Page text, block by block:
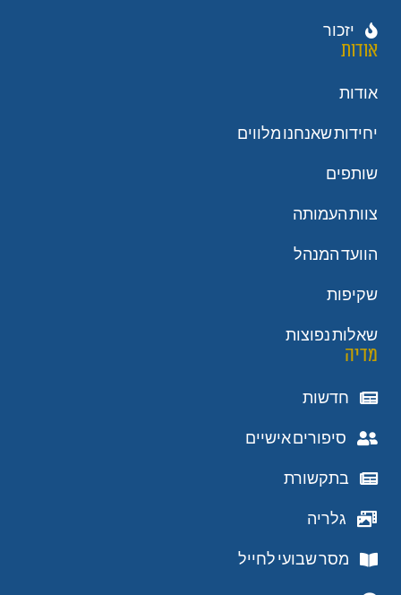
יזכור
אודות
אודות
יחידות שאנחנו מלווים
שותפים
צוות העמותה
הוועד המנהל
שקיפות
שאלות נפוצות
מדיה
חדשות
סיפורים אישיים
בתקשורת
גלריה
מסר שבועי לחייל